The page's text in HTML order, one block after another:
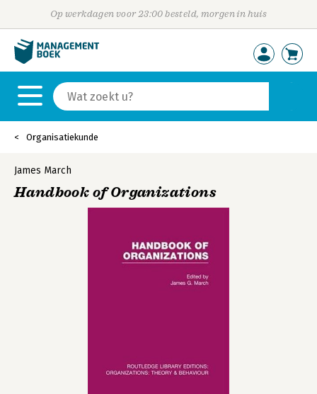
Op werkdagen voor 23:00 besteld, morgen in huis
Organisatiekunde
James March
Handbook of Organizations